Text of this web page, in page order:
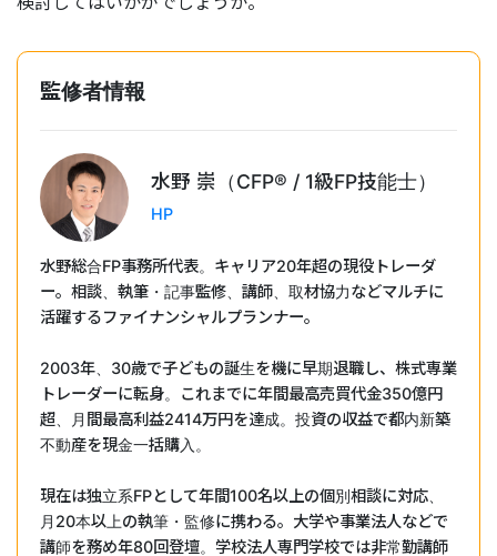
監修者情報
水野 崇（CFP®︎ / 1級FP技能士）
HP
水野総合FP事務所代表。キャリア20年超の現役トレーダ
ー。相談、執筆・記事監修、講師、取材協力などマルチに
活躍するファイナンシャルプランナー。
2003年、30歳で子どもの誕生を機に早期退職し、株式専業
トレーダーに転身。これまでに年間最高売買代金350億円
超、月間最高利益2414万円を達成。投資の収益で都内新築
不動産を現金一括購入。
現在は独立系FPとして年間100名以上の個別相談に対応、
月20本以上の執筆・監修に携わる。大学や事業法人などで
講師を務め年80回登壇。学校法人専門学校では非常勤講師